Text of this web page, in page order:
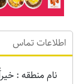
اطلاعات تماس
نام منطقه :